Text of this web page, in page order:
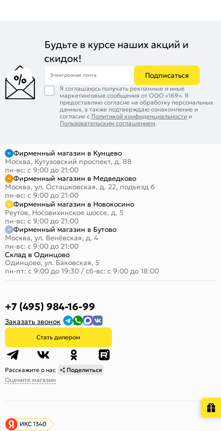
Будьте в курсе наших акций и
скидок!
Электронная почта Подписаться
Я соглашаюсь получать рекламные и иные
маркетинговые сообщения от ООО «169». Я
предоставляю согласие на обработку персональных
данных, а также подтверждаю ознакомление и
согласие с Политикой конфиденциальности и
Пользовательским соглашением.
Фирменный магазин в Кунцево
Москва, Кутузовский проспект, д. 88
пн-вс: с 9:00 до 21:00
Фирменный магазин в Медведково
Москва, ул. Осташковская, д. 22, подъезд 6
пн-вс: с 9:00 до 21:00
Фирменный магазин в Новокосино
Реутов, Носовихинское шоссе, д. 5
пн-вс: с 9:00 до 21:00
Фирменный магазин в Бутово
Москва, ул. Венёвская, д. 4
пн-вс: с 9:00 до 21:00
Склад в Одинцово
Одинцово, ул. Баковская, 5
пн-пт: с 9:00 до 19:30 / сб-вс: с 9:00 до 18:00
+7 (495) 984-16-99
Заказать звонок
Стать дилером
Расскажите о нас
Поделиться
Оцените магазин
ИКС 1340